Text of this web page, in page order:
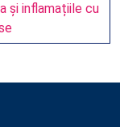
și inflamațiile cu